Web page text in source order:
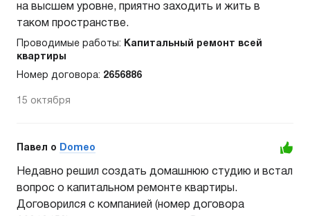
на высшем уровне, приятно заходить и жить в
таком пространстве.
Проводимые работы:
Капитальный ремонт всей
квартиры
Номер договора: 2656886
15 октября
Павел o Domeo
Недавно решил создать домашнюю студию и встал
вопрос о капитальном ремонте квартиры.
Договорился с компанией (номер договора